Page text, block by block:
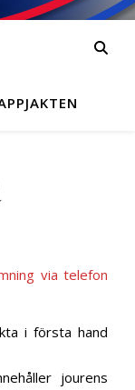
via telefon
i första hand
jourens